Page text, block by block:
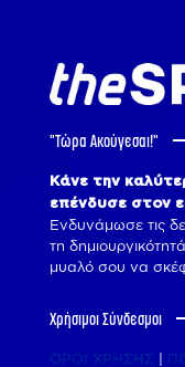
"Tώρα Ακούγεσαι!"
Κάνε την
επένδυσε στον
Ενδυνάμωσε τις
τη
μυαλό σου να
Χρήσιμοι Σύνδεσμοι
ΟΡΟΙ ΧΡΗΣΗΣ